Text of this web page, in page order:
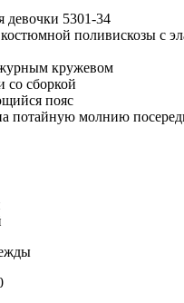
девочки 5301-34
поливискозы с
кружевом
сборкой
пояс
потайную молнию